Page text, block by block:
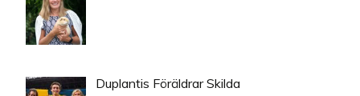
Duplantis Föräldrar Skilda